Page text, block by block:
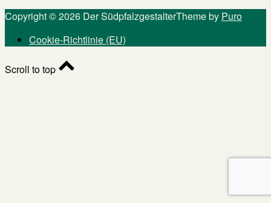
Copyright © 2026 Der SüdpfalzgestalterTheme by Puro
Cookie-Richtlinie (EU)
Scroll to top